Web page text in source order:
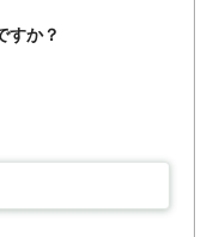
すか？